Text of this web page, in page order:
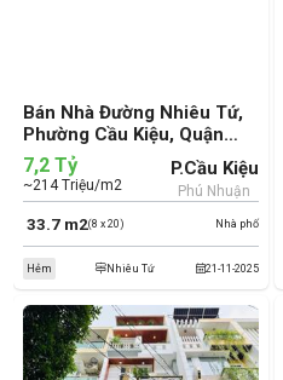
Bán Nhà Đường Nhiêu Tứ,
Phường Cầu Kiệu, Quận
Phú Nhuận (cũ)
Nhà phố
33.7 m2(8 x 20)
7,2 Tỷ
~214 Triệu/m2
P.Cầu Kiệu
Phú Nhuận
21-11-2025
Hẻm Nhiêu Tứ